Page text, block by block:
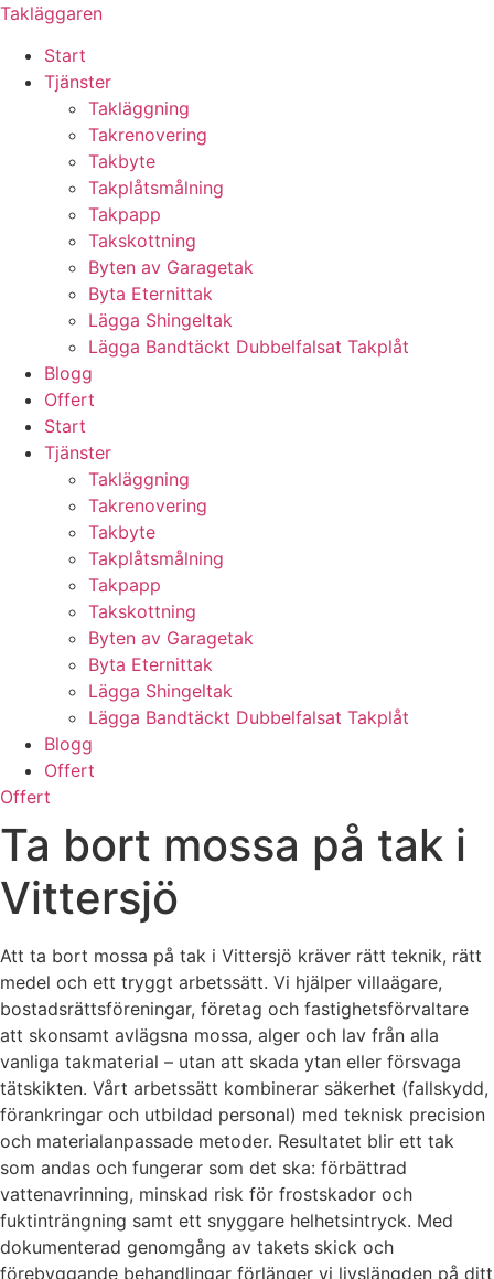
Skip
content
Takläggaren
Start
Tjänster
Takläggning
Takrenovering
Takbyte
Takplåtsmålning
Takpapp
Takskottning
Byten av Garagetak
Byta Eternittak
Lägga Shingeltak
Lägga Bandtäckt Dubbelfalsat Takplåt
Blogg
Offert
Start
Tjänster
Takläggning
Takrenovering
Takbyte
Takplåtsmålning
Takpapp
Takskottning
Byten av Garagetak
Byta Eternittak
Lägga Shingeltak
Lägga Bandtäckt Dubbelfalsat Takplåt
Blogg
Offert
Offert
Ta bort mossa på tak i
Vittersjö
Att ta bort mossa på tak i Vittersjö kräver rätt teknik, rätt
medel och ett tryggt arbetssätt. Vi hjälper villaägare,
bostadsrättsföreningar, företag och fastighetsförvaltare
att skonsamt avlägsna mossa, alger och lav från alla
vanliga takmaterial – utan att skada ytan eller försvaga
tätskikten. Vårt arbetssätt kombinerar säkerhet (fallskydd,
förankringar och utbildad personal) med teknisk precision
och materialanpassade metoder. Resultatet blir ett tak
som andas och fungerar som det ska: förbättrad
vattenavrinning, minskad risk för frostskador och
fuktinträngning samt ett snyggare helhetsintryck. Med
dokumenterad genomgång av takets skick och
förebyggande behandlingar förlänger vi livslängden på ditt